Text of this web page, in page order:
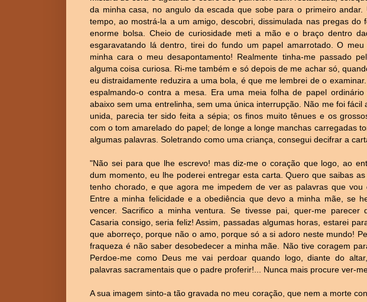
da minha casa, no angulo da escada que sobe para o primeiro andar.
tempo, ao mostrá-la a um amigo, descobri, dissimulada nas pregas do
enorme bolsa. Cheio de curiosidade meti a mão e o braço dentro
esgaravatando lá dentro, tirei do fundo um papel amarrotado. O
minha cara o meu desapontamento! Realmente tinha-me passado
alguma coisa curiosa. Ri-me também e só depois de me achar só,
eu distraidamente reduzira a uma bola, é que me lembrei de o
espalmando-o contra a mesa. Era uma meia folha de papel
abaixo sem uma entrelinha, sem uma única interrupção. Não me foi fácil
unida, parecia ter sido feita a sépia; os finos muito tênues e os
com o tom amarelado do papel; de longe a longe manchas carregadas
algumas palavras. Soletrando como uma criança, consegui decifrar a
"Não sei para que lhe escrevo! mas diz-me o coração que logo, ao
dum momento, eu lhe poderei entregar esta carta. Quero que saibas
tenho chorado, e que agora me impedem de ver as palavras que vou
Entre a minha felicidade e a obediência que devo a minha mãe, se
vencer. Sacrifico a minha ventura. Se tivesse pai, quer-me parecer
Casaria consigo, seria feliz! Assim, passadas algumas horas, estarei
que aborreço, porque não o amo, porque só a si adoro neste mundo!
fraqueza é não saber desobedecer a minha mãe. Não tive coragem
Perdoe-me como Deus me vai perdoar quando logo, diante do
palavras sacramentais que o padre proferir!... Nunca mais procure ver-
A sua imagem sinto-a tão gravada no meu coração, que nem a morte